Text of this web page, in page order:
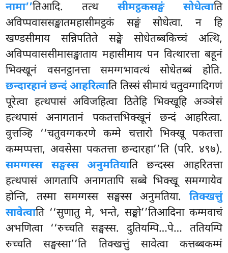
नामा’’तिआदि. तत्थ सीमट्ठकसङ्घं सोधेत्वाति
अविप्पवाससङ्खातमहासीमट्ठकं सङ्घं सोधेत्वा. न हि
खण्डसीमाय सन्निपतिते सङ्घे सोधेतब्बकिच्चं अत्थि,
अविप्पवाससीमासङ्खाताय महासीमाय पन वित्थारत्ता बहूनं
भिक्खूनं वसनट्ठानत्ता समग्गभावत्थं सोधेतब्बं होति.
छन्दारहानं छन्दं आहरित्वाति तिस्सं सीमायं चतुवग्गादिगणं
पूरेत्वा हत्थपासं अविजहित्वा ठितेहि भिक्खूहि अञ्ञेसं
हत्थपासं अनागतानं पकतत्तभिक्खूनं छन्दं आहरित्वा.
वुत्तञ्हि ‘‘चतुवग्गकरणे कम्मे चत्तारो भिक्खू पकतत्ता
कम्मप्पत्ता, अवसेसा पकतत्ता छन्दारहा’’ति (परि. ४९७).
समग्गस्स सङ्घस्स अनुमतियाति छन्दस्स आहरितत्ता
हत्थपासं आगतापि अनागतापि सब्बे भिक्खू समग्गायेव
होन्ति, तस्मा समग्गस्स सङ्घस्स अनुमतिया. तिक्खत्तुं
सावेत्वाति ‘‘सुणातु मे, भन्ते, सङ्घो’’तिआदिना कम्मवाचं
अभणित्वा ‘‘रुच्चति सङ्घस्स. दुतियम्पि…पे… ततियम्पि
रुच्चति सङ्घस्सा’’ति तिक्खत्तुं सावेत्वा कत्तब्बकम्मं